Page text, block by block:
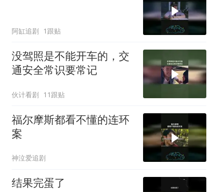
阿缸追剧 1跟贴
没驾照是不能开车的，交
通安全常识要常记
伙计看剧 11跟贴
福尔摩斯都看不懂的连环
案
神泣爱追剧
结果完蛋了